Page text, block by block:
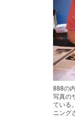
888の
写真の
ている
ニング